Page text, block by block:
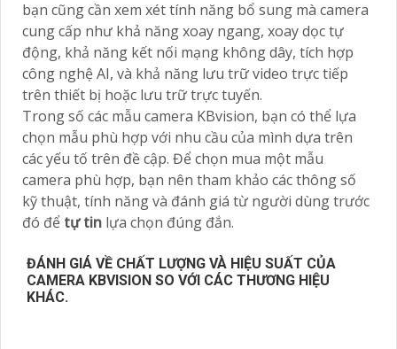
bạn cũng cần xem xét tính năng bổ sung mà camera
cung cấp như khả năng xoay ngang, xoay dọc tự
động, khả năng kết nối mạng không dây, tích hợp
công nghệ AI, và khả năng lưu trữ video trực tiếp
trên thiết bị hoặc lưu trữ trực tuyến.
Trong số các mẫu camera KBvision, bạn có thể lựa
chọn mẫu phù hợp với nhu cầu của mình dựa trên
các yếu tố trên đề cập. Để chọn mua một mẫu
camera phù hợp, bạn nên tham khảo các thông số
kỹ thuật, tính năng và đánh giá từ người dùng trước
đó để tự tin lựa chọn đúng đắn.
ĐÁNH GIÁ VỀ CHẤT LƯỢNG VÀ HIỆU SUẤT CỦA
CAMERA KBVISION SO VỚI CÁC THƯƠNG HIỆU
KHÁC.